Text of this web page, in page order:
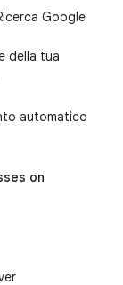
Google
della tua
automatico
on